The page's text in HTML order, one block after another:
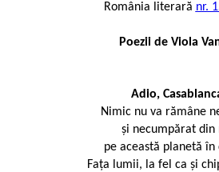
România literară nr.
Poezii de Viola
Adio,
Nimic nu va rămâne
și necumpărat din
pe această planetă în
Fața lumii, la fel ca și